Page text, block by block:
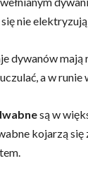
nie
dywanów mają
a w
są w
kojarzą